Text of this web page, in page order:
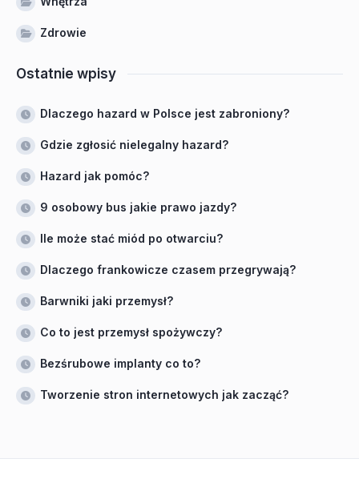
Zdrowie
Ostatnie wpisy
Dlaczego hazard w Polsce jest zabroniony?
Gdzie zgłosić nielegalny hazard?
Hazard jak pomóc?
9 osobowy bus jakie prawo jazdy?
Ile może stać miód po otwarciu?
Dlaczego frankowicze czasem przegrywają?
Barwniki jaki przemysł?
Co to jest przemysł spożywczy?
Bezśrubowe implanty co to?
Tworzenie stron internetowych jak zacząć?